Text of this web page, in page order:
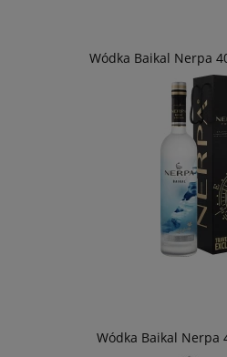
Wódka Baikal Nerpa
Wódka Baikal Nerpa